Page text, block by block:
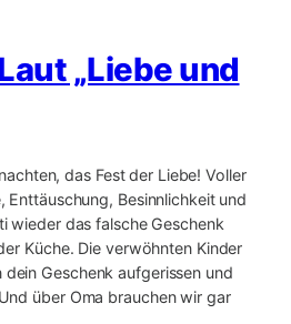
„Liebe und
das Fest der Liebe! Voller
Enttäuschung, Besinnlichkeit und
wieder das falsche Geschenk
Küche. Die verwöhnten Kinder
Geschenk aufgerissen und
über Oma brauchen wir gar